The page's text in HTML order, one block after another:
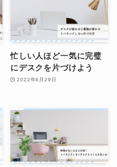
忙しい人ほど一気に完璧
にデスクを片づけよう
2022年6月29日